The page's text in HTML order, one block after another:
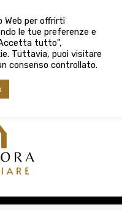
Web per offrirti
le tue preferenze e
tutto",
Tuttavia, puoi visitare
consenso controllato.